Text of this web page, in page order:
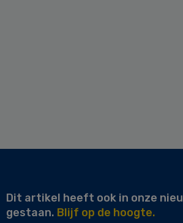
Dit artikel heeft ook in onze
gestaan. Blijf op de hoogte.